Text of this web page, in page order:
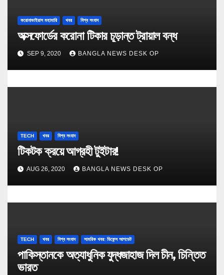
করোনাভাইরাস মহামারি খবর বিশ্ব সংবাদ
অক্সফোর্ডের করোনা টিকার চূড়ান্ত ট্রায়াল বন্ধ
SEP 9, 2020 BANGLA NEWS DESK OP
TECH খবর বিশ্ব সংবাদ
টিকটক ক্র‍য়ে আগ্রহী টুইটার!
AUG 26, 2020 BANGLA NEWS DESK OP
TECH খবর বিশ্ব সংবাদ সামরিক খবর: ডিফেন্স আপডেট
পাকিস্তানকে অত্যাধুনিক যুদ্ধজাহাজ দিল চীন, চিন্তিত
ভারত